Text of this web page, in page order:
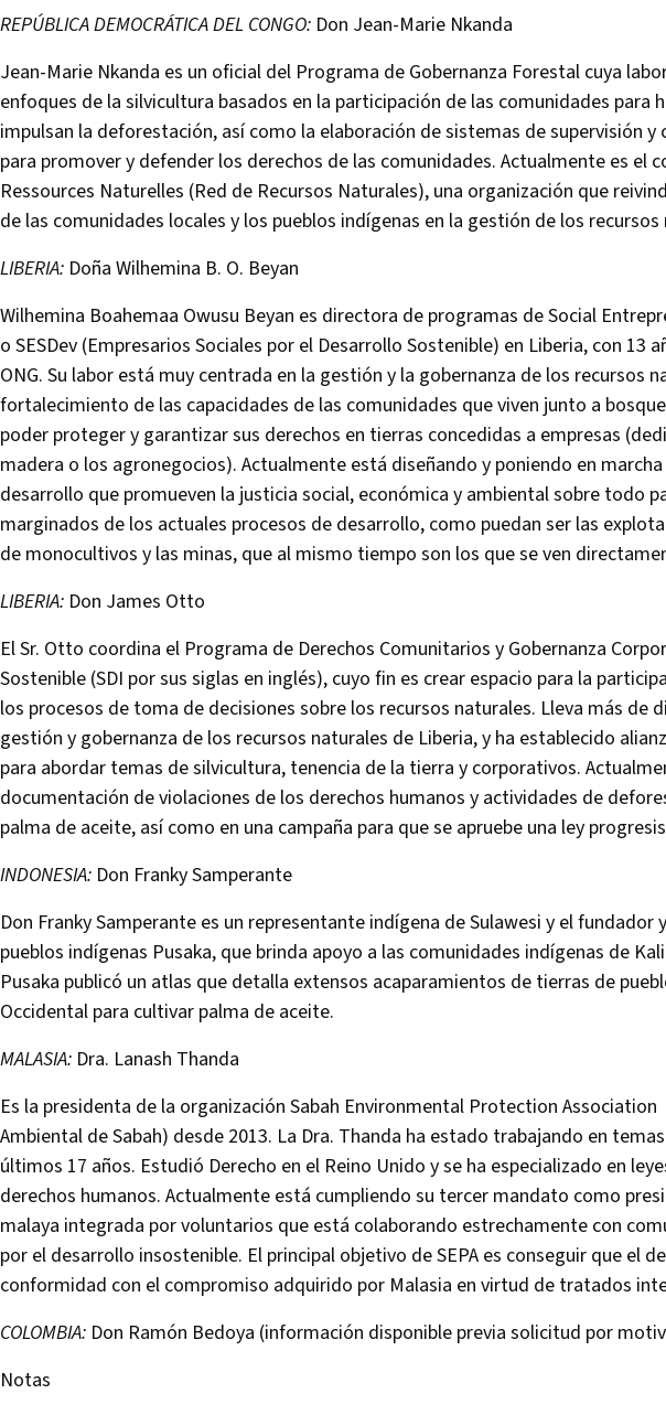
REPÚBLICA DEMOCRÁTICA DEL CONGO: Don Jean-Marie Nkanda
Jean-Marie Nkanda es un oficial del Programa de Gobernanza Forestal cuya
enfoques de la silvicultura basados en la participación de las comunidades para
impulsan la deforestación, así como la elaboración de sistemas de supervisión
para promover y defender los derechos de las comunidades. Actualmente es el
Ressources Naturelles (Red de Recursos Naturales), una organización que
de las comunidades locales y los pueblos indígenas en la gestión de los recursos
LIBERIA: Doña Wilhemina B. O. Beyan
Wilhemina Boahemaa Owusu Beyan es directora de programas de Social
o SESDev (Empresarios Sociales por el Desarrollo Sostenible) en Liberia, con 13
ONG. Su labor está muy centrada en la gestión y la gobernanza de los recursos
fortalecimiento de las capacidades de las comunidades que viven junto a
poder proteger y garantizar sus derechos en tierras concedidas a empresas
madera o los agronegocios). Actualmente está diseñando y poniendo en
desarrollo que promueven la justicia social, económica y ambiental sobre todo
marginados de los actuales procesos de desarrollo, como puedan ser las
de monocultivos y las minas, que al mismo tiempo son los que se ven
LIBERIA: Don James Otto
El Sr. Otto coordina el Programa de Derechos Comunitarios y Gobernanza
Sostenible (SDI por sus siglas en inglés), cuyo fin es crear espacio para la
los procesos de toma de decisiones sobre los recursos naturales. Lleva más de
gestión y gobernanza de los recursos naturales de Liberia, y ha establecido
para abordar temas de silvicultura, tenencia de la tierra y corporativos.
documentación de violaciones de los derechos humanos y actividades de
palma de aceite, así como en una campaña para que se apruebe una ley
INDONESIA: Don Franky Samperante
Don Franky Samperante es un representante indígena de Sulawesi y el
pueblos indígenas Pusaka, que brinda apoyo a las comunidades indígenas de
Pusaka publicó un atlas que detalla extensos acaparamientos de tierras de
Occidental para cultivar palma de aceite.
MALASIA: Dra. Lanash Thanda
Es la presidenta de la organización Sabah Environmental Protection Association
Ambiental de Sabah) desde 2013. La Dra. Thanda ha estado trabajando en
últimos 17 años. Estudió Derecho en el Reino Unido y se ha especializado en
derechos humanos. Actualmente está cumpliendo su tercer mandato como
malaya integrada por voluntarios que está colaborando estrechamente con
por el desarrollo insostenible. El principal objetivo de SEPA es conseguir que el
conformidad con el compromiso adquirido por Malasia en virtud de tratados
COLOMBIA: Don Ramón Bedoya (información disponible previa solicitud por
Notas